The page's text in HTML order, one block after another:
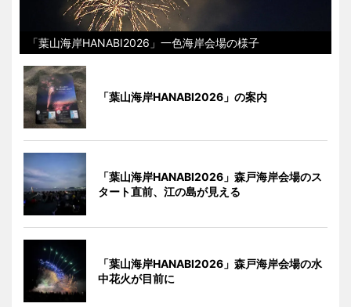
「葉山海岸HANABI2026」一色海岸会場の様子
「葉山海岸HANABI2026」の案内
「葉山海岸HANABI2026」森戸海岸会場のス
タート直前、江の島が見える
「葉山海岸HANABI2026」森戸海岸会場の水
中花火が目前に